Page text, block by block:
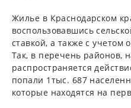
Жилье в Краснодарском
воспользовавшись
ставкой, а также с
Так, в перечень районов,
распространяется
попали 1тыс. 687
которые находятся на